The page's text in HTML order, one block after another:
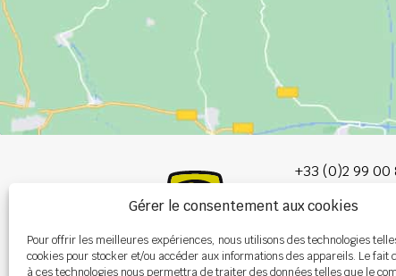
Gérer le consentement aux cookies
Pour offrir les meilleures expériences, nous utilisons des technologies
cookies pour stocker et/ou accéder aux informations des appareils. Le fait
à ces technologies nous permettra de traiter des données telles que le
+33 (0)2 99 00
info@burel-
Les Portes de
P.A. de la